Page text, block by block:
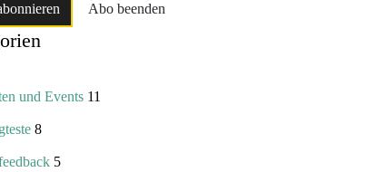
Abo beenden
und Events 11
8
5